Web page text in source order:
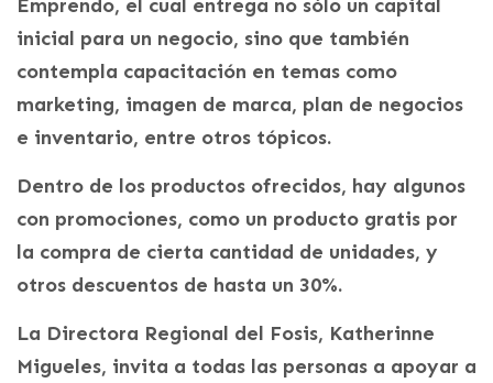
Emprendo, el cual entrega no sólo un capital
inicial para un negocio, sino que también
contempla capacitación en temas como
marketing, imagen de marca, plan de negocios
e inventario, entre otros tópicos.
Dentro de los productos ofrecidos, hay algunos
con promociones, como un producto gratis por
la compra de cierta cantidad de unidades, y
otros descuentos de hasta un 30%.
La Directora Regional del Fosis, Katherinne
Migueles, invita a todas las personas a apoyar a